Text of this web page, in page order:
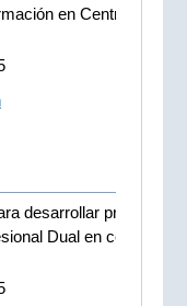
en Centros de
desarrollar programas
Dual en centros